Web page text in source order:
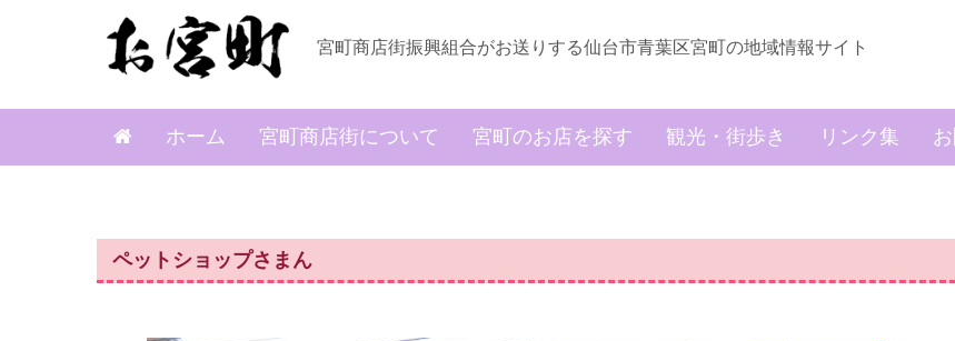
宮町商店街振興組合がお送りする仙台市青葉区宮町の地域情報サイト
ホーム 宮町商店街について 宮町のお店を探す 観光・街歩き リンク集
ペットショップさまん